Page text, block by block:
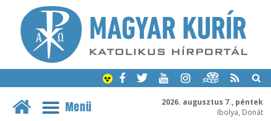
2026. augusztus 7., péntek
Ibolya, Donát
Menü